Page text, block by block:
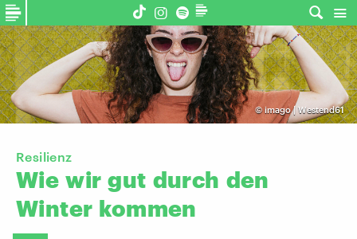
© imago | Westend61
Resilienz
Wie wir gut durch den
Winter kommen